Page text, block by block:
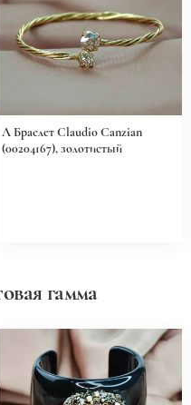
Л Браслет Claudio Canzian
(00204167), золотистый
гамма